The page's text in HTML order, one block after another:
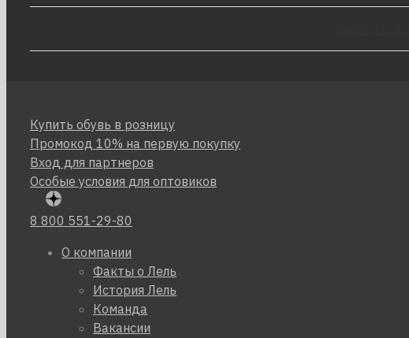
Купить обувь в розницу
Промокод 10% на первую покупку
Вход для партнеров
Особые условия для оптовиков
8 800 551-29-80
О компании
Факты о Лель
История Лель
Команда
Вакансии